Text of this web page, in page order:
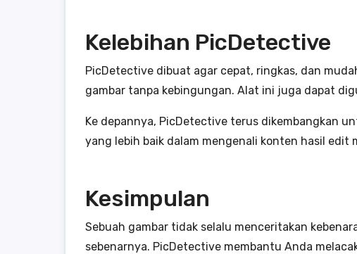
Kelebihan PicDetective
PicDetective dibuat agar cepat, ringkas, dan
gambar tanpa kebingungan. Alat ini juga dapat
Ke depannya, PicDetective terus dikembangkan
yang lebih baik dalam mengenali konten hasil edit
Kesimpulan
Sebuah gambar tidak selalu menceritakan
sebenarnya. PicDetective membantu Anda